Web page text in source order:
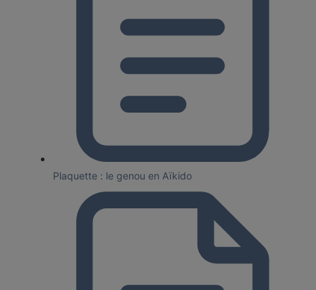
Plaquette : le genou en Aïkido